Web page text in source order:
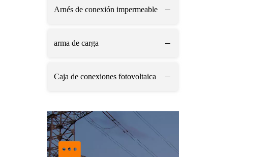
Arnés de conexión impermeable
arma de carga
Caja de conexiones fotovoltaica